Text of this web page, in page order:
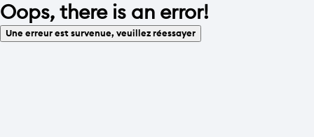
Oops, there is an error!
Une erreur est survenue, veuillez réessayer